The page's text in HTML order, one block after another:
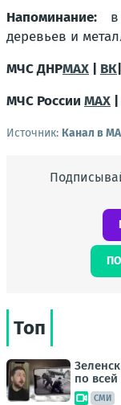
Напоминание: в
деревьев и
МЧС ДНРMAX ВК
МЧС России MAX
Источник: Канал в
Топ
по
СМИ